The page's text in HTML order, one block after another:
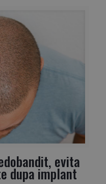
evita
dupa implant